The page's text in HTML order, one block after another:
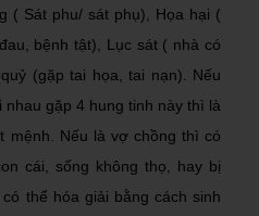
( Sát phu/ sát phụ), Họa hại (
bệnh tật), Lục sát ( nhà có
(gặp tai họa, tai nạn). Nếu
gặp 4 hung tinh này thì là
mệnh. Nếu là vợ chồng thì có
cái, sống không thọ, hay bị
thể hóa giải bằng cách sinh